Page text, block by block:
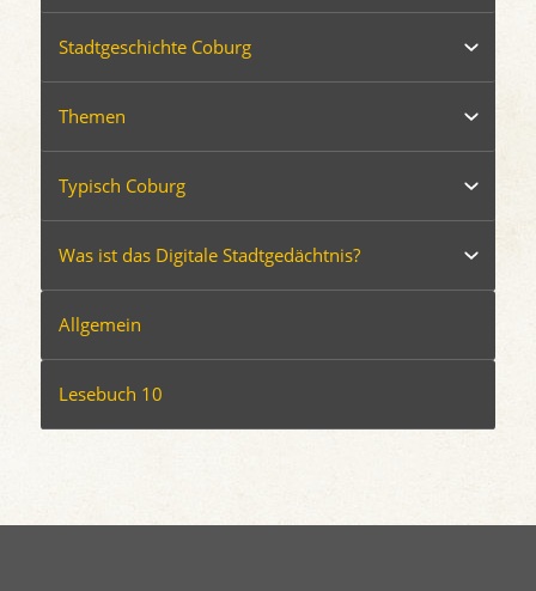
Stadtgeschichte Coburg
Themen
Typisch Coburg
Was ist das Digitale Stadtgedächtnis?
Allgemein
Lesebuch 10